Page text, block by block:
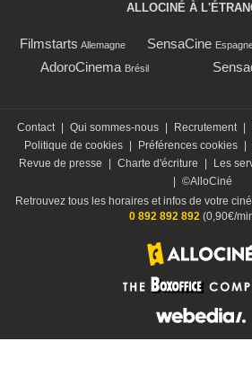
ALLOCINÉ À
Filmstarts Allemagne SensaCine
AdoroCinema Brésil
Contact Qui sommes-nous Recrutement
Politique de cookies
Préférences cookies
Revue de presse
Charte d'écriture Les
©AlloCiné
Retrouvez tous les horaires et infos de votre
0 892 892 892(0,90€/